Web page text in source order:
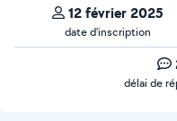
12 février 2025
date d’inscription
délai de